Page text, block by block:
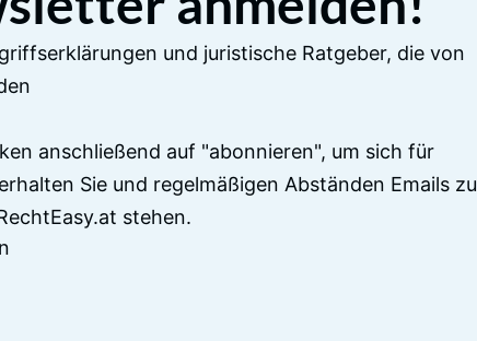
und juristische Ratgeber, die von
anschließend auf "abonnieren", um sich für
Sie und regelmäßigen Abständen Emails zu
stehen.